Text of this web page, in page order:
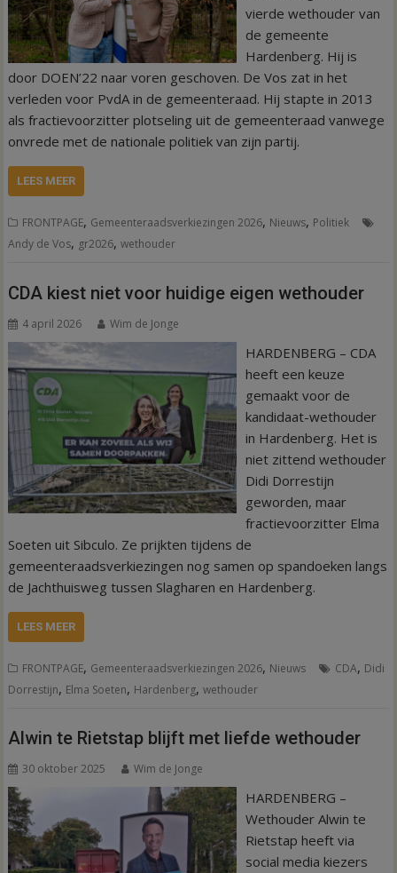
vierde wethouder van
de gemeente
Hardenberg. Hij is
door DOEN’22 naar voren geschoven. De Vos zat in het
verleden voor PvdA in de gemeenteraad. Hij stapte in 2013
als fractievoorzitter plotseling uit de gemeenteraad vanwege
onvrede met de nationale politiek van zijn partij.
LEES MEER
FRONTPAGE, Gemeenteraadsverkiezingen 2026, Nieuws, Politiek
Andy de Vos, gr2026,wethouder
CDA kiest niet voor huidige eigen wethouder
4 april 2026 Wim de Jonge
HARDENBERG – CDA
heeft een keuze
gemaakt voor de
kandidaat-wethouder
in Hardenberg. Het is
niet zittend wethouder
Didi Dorrestijn
geworden, maar
fractievoorzitter Elma
Soeten uit Sibculo. Ze prijkten tijdens de
gemeenteraadsverkiezingen nog samen op spandoeken langs
de Jachthuisweg tussen Slagharen en Hardenberg.
LEES MEER
FRONTPAGE, Gemeenteraadsverkiezingen 2026, Nieuws CDA, Didi
Dorrestijn, Elma Soeten, Hardenberg,wethouder
Alwin te Rietstap blijft met liefde wethouder
30 oktober 2025 Wim de Jonge
HARDENBERG –
Wethouder Alwin te
Rietstap heeft via
social media kiezers